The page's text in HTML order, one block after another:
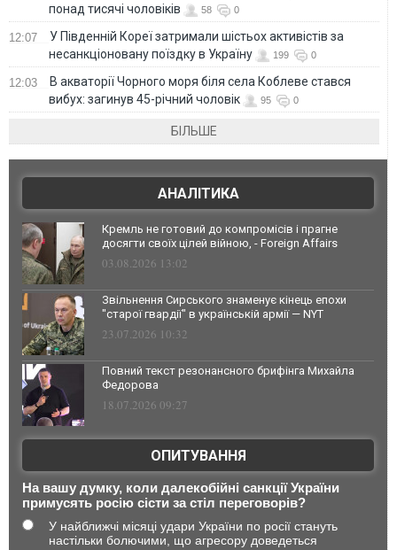
понад тисячі чоловіків
58 0
12:07
У Південній Кореї затримали шістьох активістів за
несанкціоновану поїздку в Україну
199 0
12:03
В акваторії Чорного моря біля села Коблеве стався
вибух: загинув 45-річний чоловік
95 0
БІЛЬШЕ
АНАЛІТИКА
Кремль не готовий до компромісів і прагне
досягти своїх цілей війною, - Foreign Affairs
03.08.2026 13:02
Звільнення Сирського знаменує кінець епохи
"старої гвардії" в українській армії — NYT
23.07.2026 10:32
Повний текст резонансного брифінга Михайла
Федорова
18.07.2026 09:27
ОПИТУВАННЯ
На вашу думку, коли далекобійні санкції України
примусять росію сісти за стіл переговорів?
У найближчі місяці удари України по росії стануть
настільки болючими, що агресору доведеться